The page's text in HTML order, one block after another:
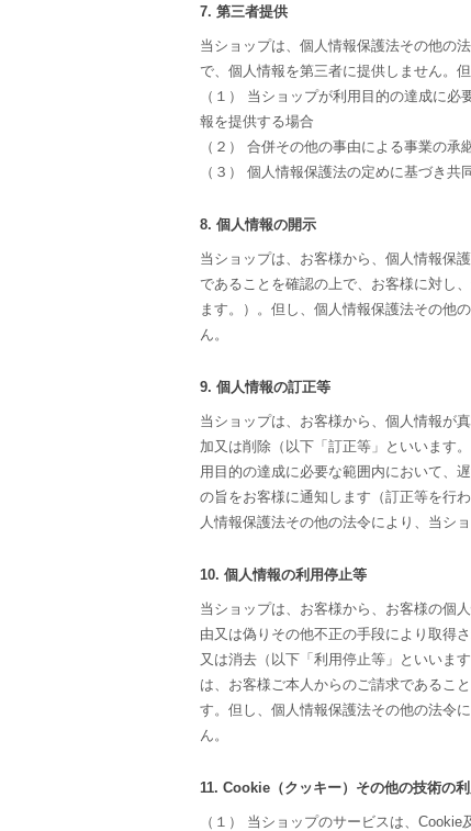
7. 第三者提供
当ショップは、個人情報保護法その他の
で、個人情報を第三者に提供しません。
（１） 当ショップが利用目的の達成に
報を提供する場合
（２） 合併その他の事由による事業の
（３） 個人情報保護法の定めに基づき共
8. 個人情報の開示
当ショップは、お客様から、個人情報保
であることを確認の上で、お客様に対し
ます。）。但し、個人情報保護法その他
ん。
9. 個人情報の訂正等
当ショップは、お客様から、個人情報が
加又は削除（以下「訂正等」といいます
用目的の達成に必要な範囲内において、
の旨をお客様に通知します（訂正等を行
人情報保護法その他の法令により、当シ
10. 個人情報の利用停止等
当ショップは、お客様から、お客様の個
由又は偽りその他不正の手段により取得
又は消去（以下「利用停止等」といいま
は、お客様ご本人からのご請求であるこ
す。但し、個人情報保護法その他の法令
ん。
11. Cookie（クッキー）その他の技術の利
（１） 当ショップのサービスは、